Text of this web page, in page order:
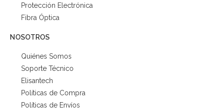
Protección Electrónica
Fibra Óptica
NOSOTROS
Quiénes Somos
Soporte Técnico
Elisantech
Políticas de Compra
Políticas de Envíos